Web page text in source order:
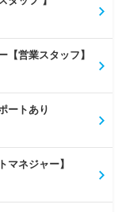
営業スタッフ】
ートあり
マネジャー】